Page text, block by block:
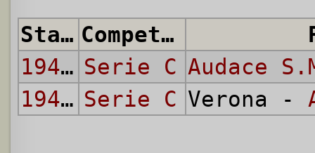
Stagione Competizione
1942/43 Serie C Audace
1942/43 Serie C Verona -